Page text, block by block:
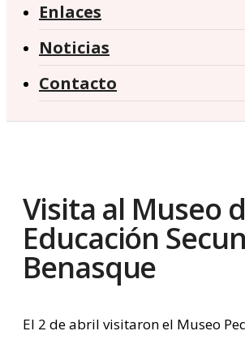
Enlaces
Noticias
Contacto
Visita al Museo
Educación
Benasque
El 2 de abril visitaron el Museo